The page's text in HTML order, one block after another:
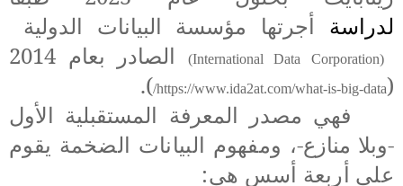
لدراسة أجرتها مؤسسة البيانات الدولية
(International Data Corporation)
الصادر بعام 2014
(
https://www.ida2at.com/what-is-big-data
/
).
فهي مصدر المعرفة المستقبلية الأول
-وبلا منازع-، ومفهوم البيانات الضخمة يقوم
على أربعة أسس هي: